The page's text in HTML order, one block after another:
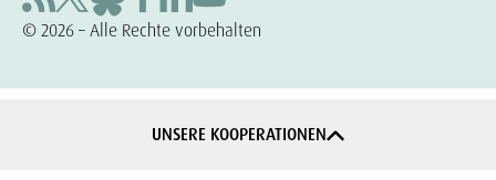
© 2026 – Alle Rechte vorbehalten
UNSERE KOOPERATIONEN